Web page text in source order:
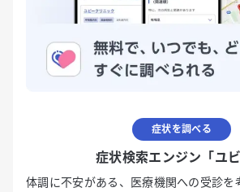
症状を調べる
症状検索エンジン「ユビ
体調に不安がある、医療機関への受診を